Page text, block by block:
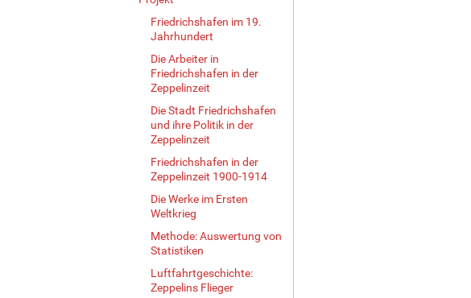
Friedrichshafen im 19.
Jahrhundert
Die Arbeiter in
Friedrichshafen in der
Zeppelinzeit
Die Stadt Friedrichshafen
und ihre Politik in der
Zeppelinzeit
Friedrichshafen in der
Zeppelinzeit 1900-1914
Die Werke im Ersten
Weltkrieg
Methode: Auswertung von
Statistiken
Luftfahrtgeschichte:
Zeppelins Flieger